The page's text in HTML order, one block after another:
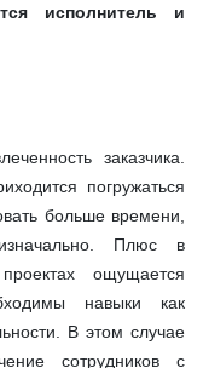
исполнитель и
заказчика.
погружаться
больше времени,
Плюс в
ощущается
навыки как
В этом случае
сотрудников с